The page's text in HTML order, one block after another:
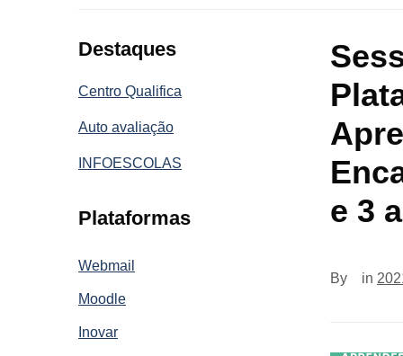
Destaques
Centro Qualifica
Auto avaliação
INFOESCOLAS
Plataformas
Webmail
Moodle
Inovar
e 3
By in